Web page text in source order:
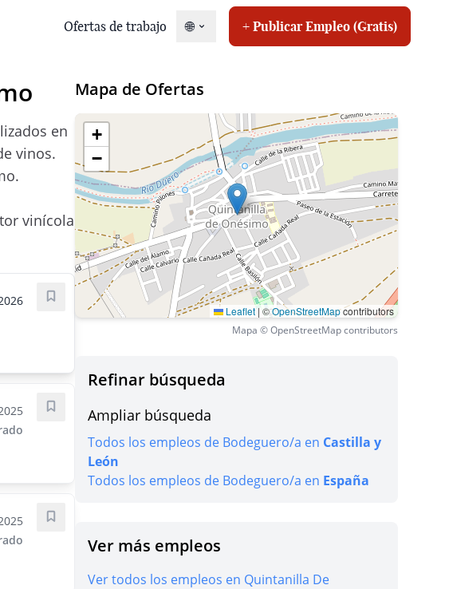
Ofertas de trabajo 🌐 + Publicar Empleo (Gratis)
en
vinos.
vinícola
Guardar oferta
Guardar oferta
Guardar oferta
Mapa de Ofertas
+
−
Leaflet|©OpenStreetMapcontributors
Mapa © OpenStreetMap contributors
Refinar búsqueda
Ampliar búsqueda
Todos los empleos de Bodeguero/a en Castilla y
León
Todos los empleos de Bodeguero/a en España
Ver más empleos
Ver todos los empleos en Quintanilla De